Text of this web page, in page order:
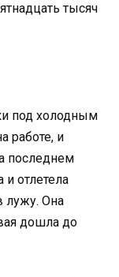
тысяч
под холодным
работе, и
последнем
и отлетела
лужу. Она
дошла до